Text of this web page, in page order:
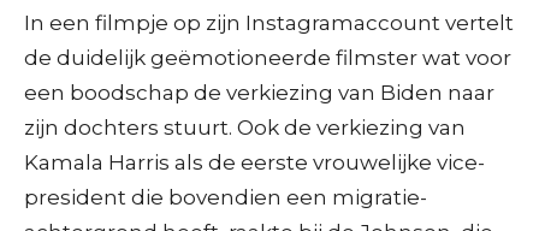
In een filmpje op zijn Instagramaccount vertelt
de duidelijk geëmotioneerde filmster wat voor
een boodschap de verkiezing van Biden naar
zijn dochters stuurt. Ook de verkiezing van
Kamala Harris als de eerste vrouwelijke vice-
president die bovendien een migratie-